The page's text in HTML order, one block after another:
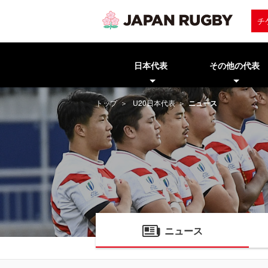
チ
日本代表 その他の代表
トップ U20日本代表 ニュース
ニュース